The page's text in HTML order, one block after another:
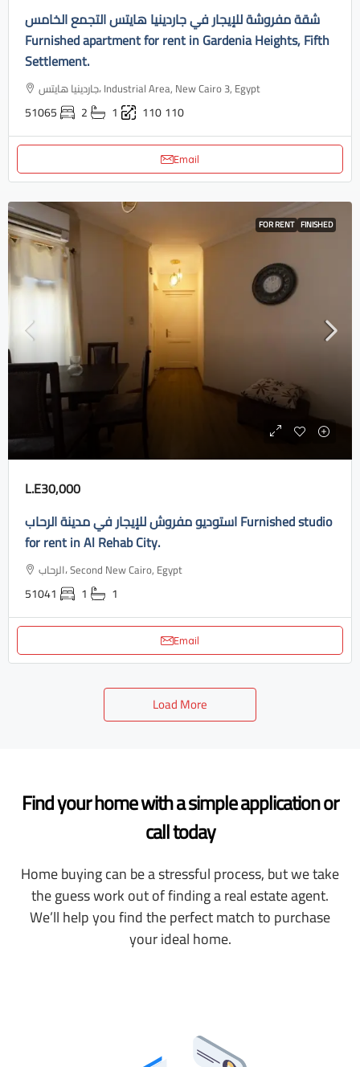
شقة مفروشة للإيجار في جاردينيا هايتس التجمع الخامس
Furnished apartment for rent in Gardenia Heights, Fifth
Settlement.
جاردينيا هايتس، Industrial Area, New Cairo 3, Egypt
51065 2 1 110110
Email
FOR RENT FINISHED
L.E30,000
استوديو مفروش للإيجار في مدينة الرحاب Furnished studio
for rent in Al Rehab City.
الرحاب، Second New Cairo, Egypt
51041 1 1
Email
Load More
Find your home with a simple application or
call today
Home buying can be a stressful process, but we take
the guess work out of finding a real estate agent.
We’ll help you find the perfect match to purchase
your ideal home.